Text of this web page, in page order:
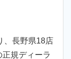
、長野県18店
規ディーラ